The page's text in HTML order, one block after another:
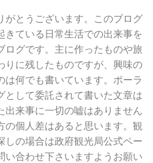
がとうございます。このブログ
きている日常生活での出来事を
ログです。主に作ったものや旅
りに残したものですが、興味の
は何でも書いています。ポーラ
として委託されて書いた文章は
出来事に一切の嘘はありません
の個人差はあると思います。観
しの場合は政府観光局公式ペー
い合わせ下さいますようお願い